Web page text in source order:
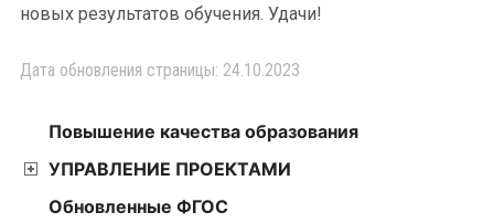
новых результатов обучения. Удачи!
Дата обновления страницы: 24.10.2023
Повышение качества образования
УПРАВЛЕНИЕ ПРОЕКТАМИ
Обновленные ФГОС